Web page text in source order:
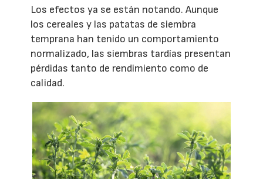
Los efectos ya se están notando. Aunque
los cereales y las patatas de siembra
temprana han tenido un comportamiento
normalizado, las siembras tardías presentan
pérdidas tanto de rendimiento como de
calidad.